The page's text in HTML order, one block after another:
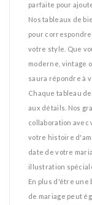
parfaite pour
Nos tableaux de
pour
votre style. Que
moderne, vintage
saura répondre à
Chaque tableau
aux détails. Nos
collaboration
votre histoire
date de votre
illustration
En plus d'être une
de mariage peut